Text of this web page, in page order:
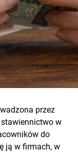
przez
w
do
ją w firmach, w